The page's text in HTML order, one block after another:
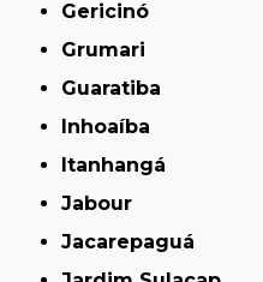
Gericinó
Grumari
Guaratiba
Inhoaíba
Itanhangá
Jabour
Jacarepaguá